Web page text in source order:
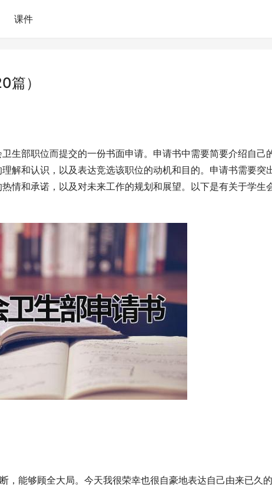
课件
篇）
生部职位而提交的一份书面申请。申请书中需要简要介绍自己
解和认识，以及表达竞选该职位的动机和目的。申请书需要突
情和承诺，以及对未来工作的规划和展望。以下是有关于学生
，能够顾全大局。今天我很荣幸也很自豪地表达自己由来已久